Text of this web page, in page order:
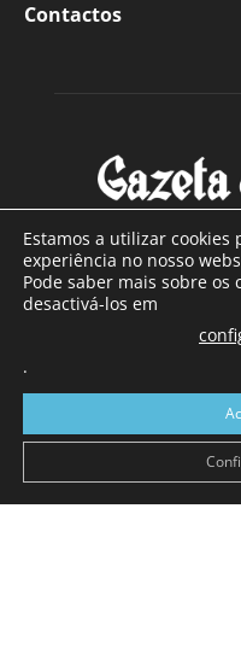
Contactos
Com sede nas Caldas
a sul de distrito de
toda a região Oeste.
Continental
Estamos a utilizar
experiência no nosso
Pode saber mais sobre os
desactivá-los em
.